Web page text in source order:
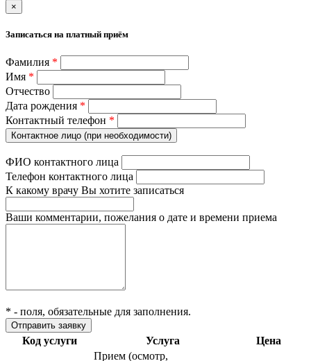
×
Записаться на платный приём
Фамилия *
Имя *
Отчество
Дата рождения *
Контактный телефон *
Контактное лицо (при необходимости)
ФИО контактного лица
Телефон контактного лица
К какому врачу Вы хотите записаться
Ваши комментарии, пожелания о дате и времени приема
* - поля, обязательные для заполнения.
Код услуги Услуга Цена
Прием (осмотр,